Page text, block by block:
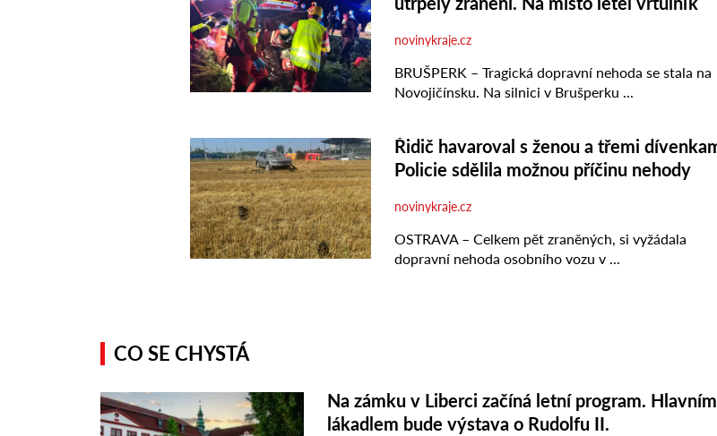
CO SE CHYSTÁ
Na zámku v Liberci začíná letní program. Hlavním
lákadlem bude výstava o Rudolfu II.